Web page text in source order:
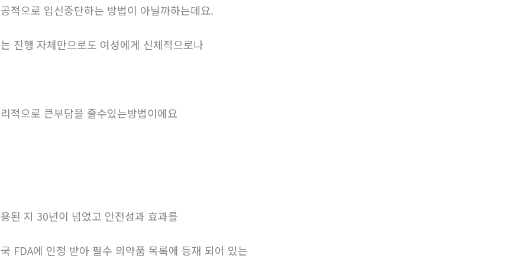
적으로 임신중단하는 방법이 아닐까하는데요.
진행 자체만으로도 여성에게 신체적으로나
적으로 큰부담을 줄수있는방법이에요
된 지 30년이 넘었고 안전성과 효과를
FDA에 인정 받아 필수 의약품 목록에 등재 되어 있는